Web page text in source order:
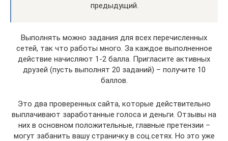
предыдущий.
Выполнять можно задания для всех перечисленных
сетей, так что работы много. За каждое выполненное
действие начисляют 1-2 балла. Пригласите активных
друзей (пусть выполнят 20 заданий) – получите 10
баллов.
Это два проверенных сайта, которые действительно
выплачивают заработанные голоса и деньги. Отзывы на
них в основном положительные, главные претензии –
могут забанить вашу страничку в соц.сетях. Но это уже